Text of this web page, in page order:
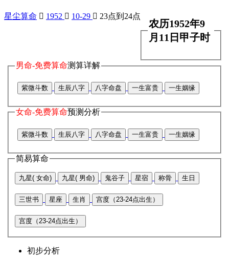
星尘算命  1952  10-29  23点到24点
农历1952年9
月11日甲子时
男命-免费算命测算详解
紫微斗数 生辰八字 八字命盘 一生富贵 一生姻缘
女命-免费算命预测分析
紫微斗数 生辰八字 八字命盘 一生富贵 一生姻缘
简易算命
九星( 女命) 九星( 男命) 鬼谷子 星宿 称骨 生日
三世书 星座 生肖 宫度（23-24点出生）
宫度（23-24点出生）
初步分析